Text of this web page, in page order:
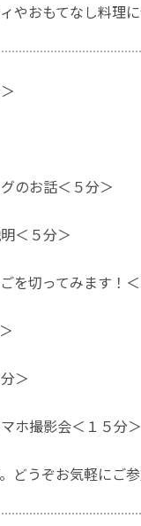
やおもてなし料理
のお話＜５分＞
＜５分＞
を切ってみます！
＞
ホ撮影会＜１５分＞
どうぞお気軽にご